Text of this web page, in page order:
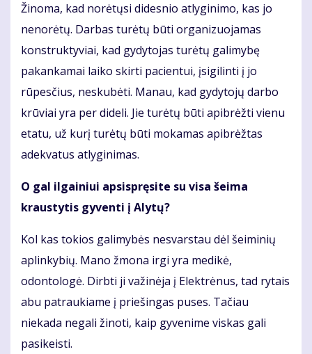
Žinoma, kad norėtųsi didesnio atlyginimo, kas jo
nenorėtų. Darbas turėtų būti organizuojamas
konstruktyviai, kad gydytojas turėtų galimybę
pakankamai laiko skirti pacientui, įsigilinti į jo
rūpesčius, neskubėti. Manau, kad gydytojų darbo
krūviai yra per dideli. Jie turėtų būti apibrėžti vienu
etatu, už kurį turėtų būti mokamas apibrėžtas
adekvatus atlyginimas.
O gal ilgainiui apsispręsite su visa šeima
kraustytis gyventi į Alytų?
Kol kas tokios galimybės nesvarstau dėl šeiminių
aplinkybių. Mano žmona irgi yra medikė,
odontologė. Dirbti ji važinėja į Elektrėnus, tad rytais
abu patraukiame į priešingas puses. Tačiau
niekada negali žinoti, kaip gyvenime viskas gali
pasikeisti.